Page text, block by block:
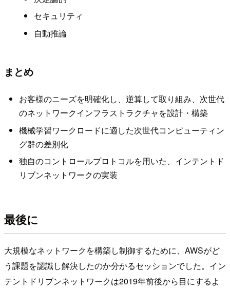
セキュリティ
自動推論
まとめ
お客様のニーズを明確化し、逆算して取り組み、次世代
のネットワークインフラストラクチャを設計・構築
機械学習ワークロードに適した次世代コンピューティン
グ群の差別化
独自のコントロールプロトコルを用いた、インテントド
リブンネットワークの実装
最後に
大規模なネットワークを構築し制御するために、AWSがど
う課題を認識し解決したのか分かるセッションでした。イン
テントドリブンネットワークは2019年前後から目にするよ